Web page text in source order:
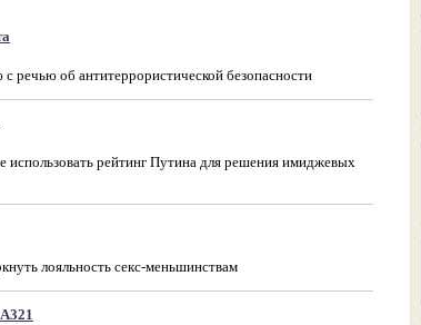
речью об антитеррористической безопасности
использовать рейтинг Путина для решения имиджевых
лояльность секс-меньшинствам